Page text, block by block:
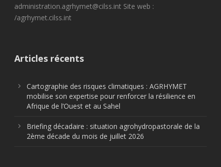
administration.agrhymet@cilss.int Site web :
/agrhymet.cilss.int
Articles récents
Cartographie des risques climatiques : AGRHYMET
mobilise son expertise pour renforcer la résilience en
Afrique de l’Ouest et au Sahel
Briefing décadaire : situation agrohydropastorale de la
2ème décade du mois de juillet 2026